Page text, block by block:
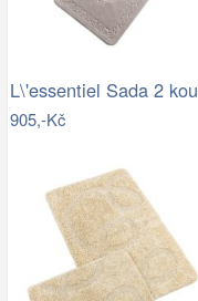
905,-Kč